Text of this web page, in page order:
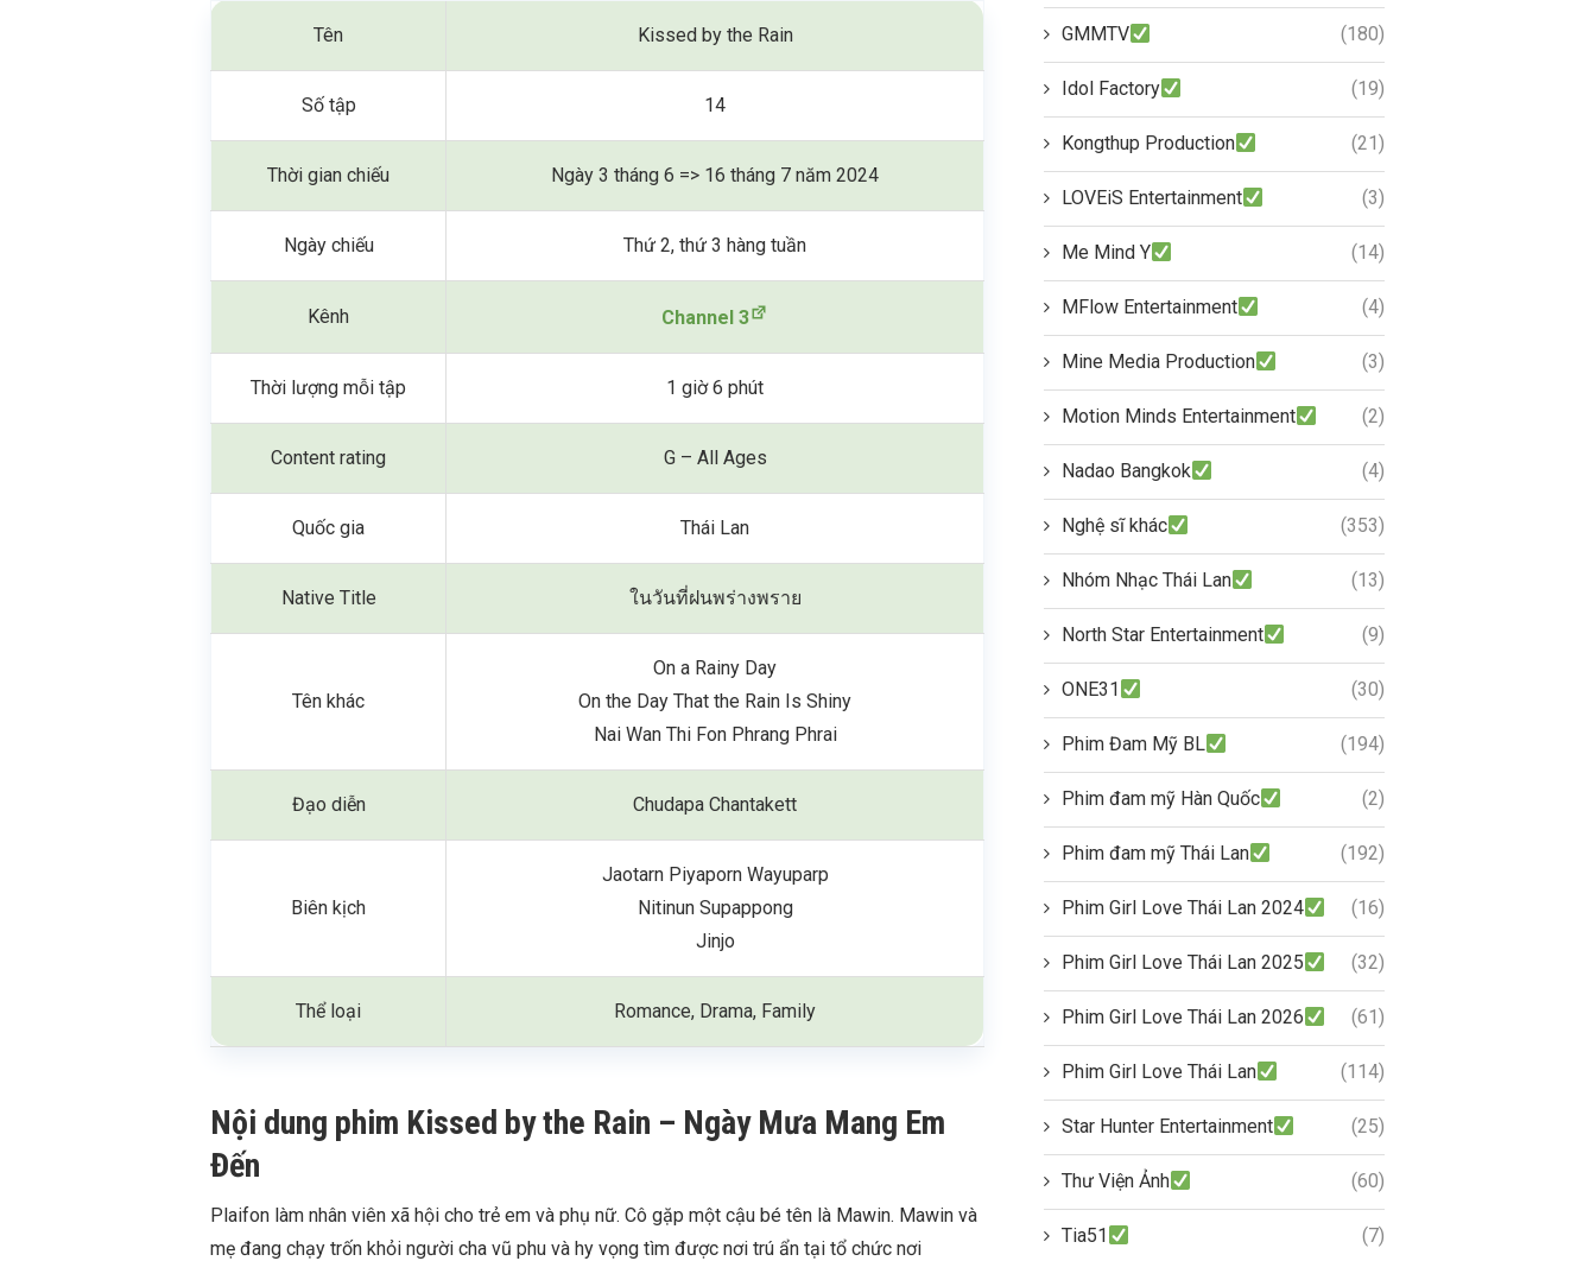
Tên Kissed by the Rain
Số tập 14
Thời gian chiếu Ngày 3 tháng 6 => 16 tháng 7 năm 2024
Ngày chiếu Thứ 2, thứ 3 hàng tuần
Kênh Channel 3
Thời lượng mỗi tập 1 giờ 6 phút
Content rating G – All Ages
Quốc gia Thái Lan
Native Title ในวันที่ฝนพร่างพราย
Tên khác
On a Rainy Day
On the Day That the Rain Is Shiny
Nai Wan Thi Fon Phrang Phrai
Đạo diễn Chudapa Chantakett
Biên kịch
Jaotarn Piyaporn Wayuparp
Nitinun Supappong
Jinjo
Thể loại Romance, Drama, Family
Nội dung phim Kissed by the Rain – Ngày Mưa Mang Em
Đến
Plaifon làm nhân viên xã hội cho trẻ em và phụ nữ. Cô gặp một cậu bé tên là Mawin. Mawin và
mẹ đang chạy trốn khỏi người cha vũ phu và hy vọng tìm được nơi trú ẩn tại tổ chức nơi
GMMTV (180)
Idol Factory (19)
Kongthup Production (21)
LOVEiS Entertainment (3)
Me Mind Y (14)
MFlow Entertainment (4)
Mine Media Production (3)
Motion Minds Entertainment (2)
Nadao Bangkok (4)
Nghệ sĩ khác (353)
Nhóm Nhạc Thái Lan (13)
North Star Entertainment (9)
ONE31 (30)
Phim Đam Mỹ BL (194)
Phim đam mỹ Hàn Quốc (2)
Phim đam mỹ Thái Lan (192)
Phim Girl Love Thái Lan 2024 (16)
Phim Girl Love Thái Lan 2025 (32)
Phim Girl Love Thái Lan 2026 (61)
Phim Girl Love Thái Lan (114)
Star Hunter Entertainment (25)
Thư Viện Ảnh (60)
Tia51 (7)